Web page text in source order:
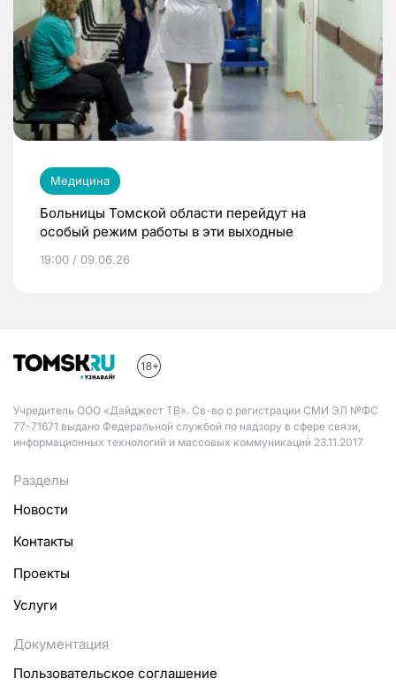
Медицина
Больницы Томской области перейдут на
особый режим работы в эти выходные
19:00 / 09.06.26
Учредитель ООО «Дайджест ТВ». Св-во о регистрации СМИ ЭЛ №ФС
77-71671 выдано Федеральной службой по надзору в сфере связи,
информационных технологий и массовых коммуникаций 23.11.2017
Разделы
Новости
Контакты
Проекты
Услуги
Документация
Пользовательское соглашение